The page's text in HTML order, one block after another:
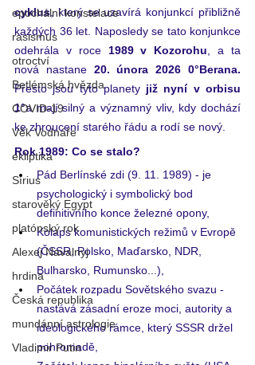
epochální konstelace
rasismus
otroctví
Betlémská hvězda
COVID-19
Věk Vodnáře
ekliptika
Sírius
starověký Egypt
platónský rok
Alexej Navalnyj
hrdina
Česká republika
mundánní astrologie
Vladimir Putin
cyklus, který se uzavírá konjunkcí přibližně
každých 36 let. Naposledy se tato konjunkce
odehrála v roce 1989 v Kozorohu , a ta
nová nastane
Přesto jsou tyto planety již nyní v orbisu
1°a mají silný a významný vliv, kdy dochází
ke zhroucení starého řádu a rodí se nový.
Rok 1989: Co se stalo?
Pád Berlínské zdi (9. 11. 1989) - je
psychologický i symbolický bod
definitivního konce železné opony,
Kolaps komunistických režimů v Evropě
(ČSSR, Polsko, Maďarsko, NDR,
Bulharsko, Rumunsko...),
Počátek rozpadu Sovětského svazu -
nastává zásadní eroze moci, autority a
ideologického rámce, který SSSR držel
pohromadě,